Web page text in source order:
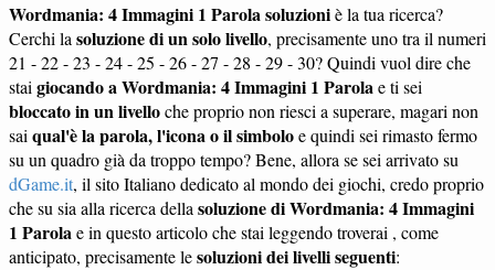
Wordmania: 4 Immagini 1 Parola soluzioniè la tua ricerca?
Cerchi la soluzione di un solo livello, precisamente uno tra il numeri
21 - 22 - 23 - 24 - 25 - 26 - 27 - 28 - 29 - 30? Quindi vuol dire che
stai giocando a Wordmania: 4 Immagini 1 Parolae ti sei
bloccato in un livelloche proprio non riesci a superare, magari non
sai qual'è la parola, l'icona o il simboloe quindi sei rimasto fermo
su un quadro già da troppo tempo? Bene, allora se sei arrivato su
dGame.it, il sito Italiano dedicato al mondo dei giochi, credo proprio
che su sia alla ricerca della soluzione di Wordmania: 4 Immagini
1 Parolae in questo articolo che stai leggendo troverai , come
anticipato, precisamente lesoluzioni dei livelli seguenti: